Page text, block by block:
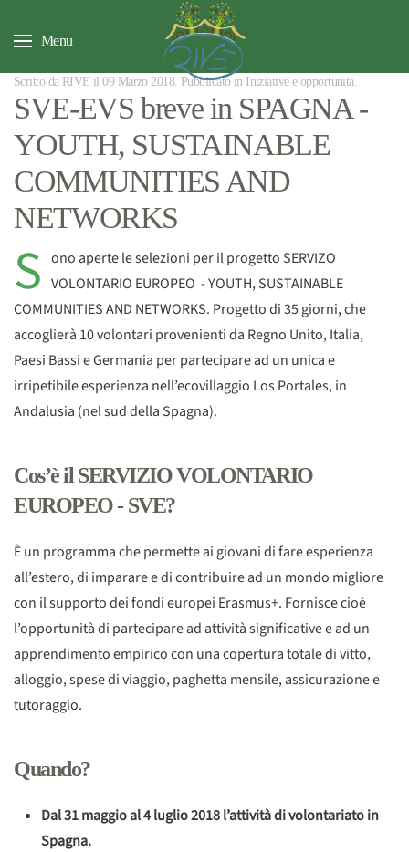
Menu
Scritto da RIVE il09 Marzo 2018. Pubblicato in Iniziative e opportunità.
SVE-EVS breve in SPAGNA -
YOUTH, SUSTAINABLE
COMMUNITIES AND
NETWORKS
S ono aperte le selezioni per il progetto SERVIZO
VOLONTARIO EUROPEO - YOUTH, SUSTAINABLE
COMMUNITIES AND NETWORKS. Progetto di 35 giorni, che
accoglierà 10 volontari provenienti da Regno Unito, Italia,
Paesi Bassi e Germania per partecipare ad un unica e
irripetibile esperienza nell’ecovillaggio Los Portales, in
Andalusia (nel sud della Spagna).
Cos’è il SERVIZIO VOLONTARIO
EUROPEO - SVE?
È un programma che permette ai giovani di fare esperienza
all’estero, di imparare e di contribuire ad un mondo migliore
con il supporto dei fondi europei Erasmus+. Fornisce cioè
l’opportunità di partecipare ad attività significative e ad un
apprendimento empirico con una copertura totale di vitto,
alloggio, spese di viaggio, paghetta mensile, assicurazione e
tutoraggio.
Quando?
Dal 31 maggio al 4 luglio 2018 l’attività di volontariato in
Spagna.